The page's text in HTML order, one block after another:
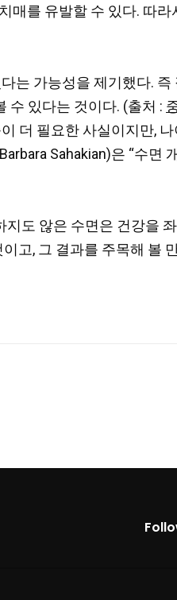
치매를 유발할 수 있다. 따라
는 가능성을 제기했다. 즉
수 있다는 것이다. (출처 :
더 필요한 사실이지만,
Sahakian)은 “수면
지도 않은 수면은 건강을
고, 그 결과를 주목해 볼